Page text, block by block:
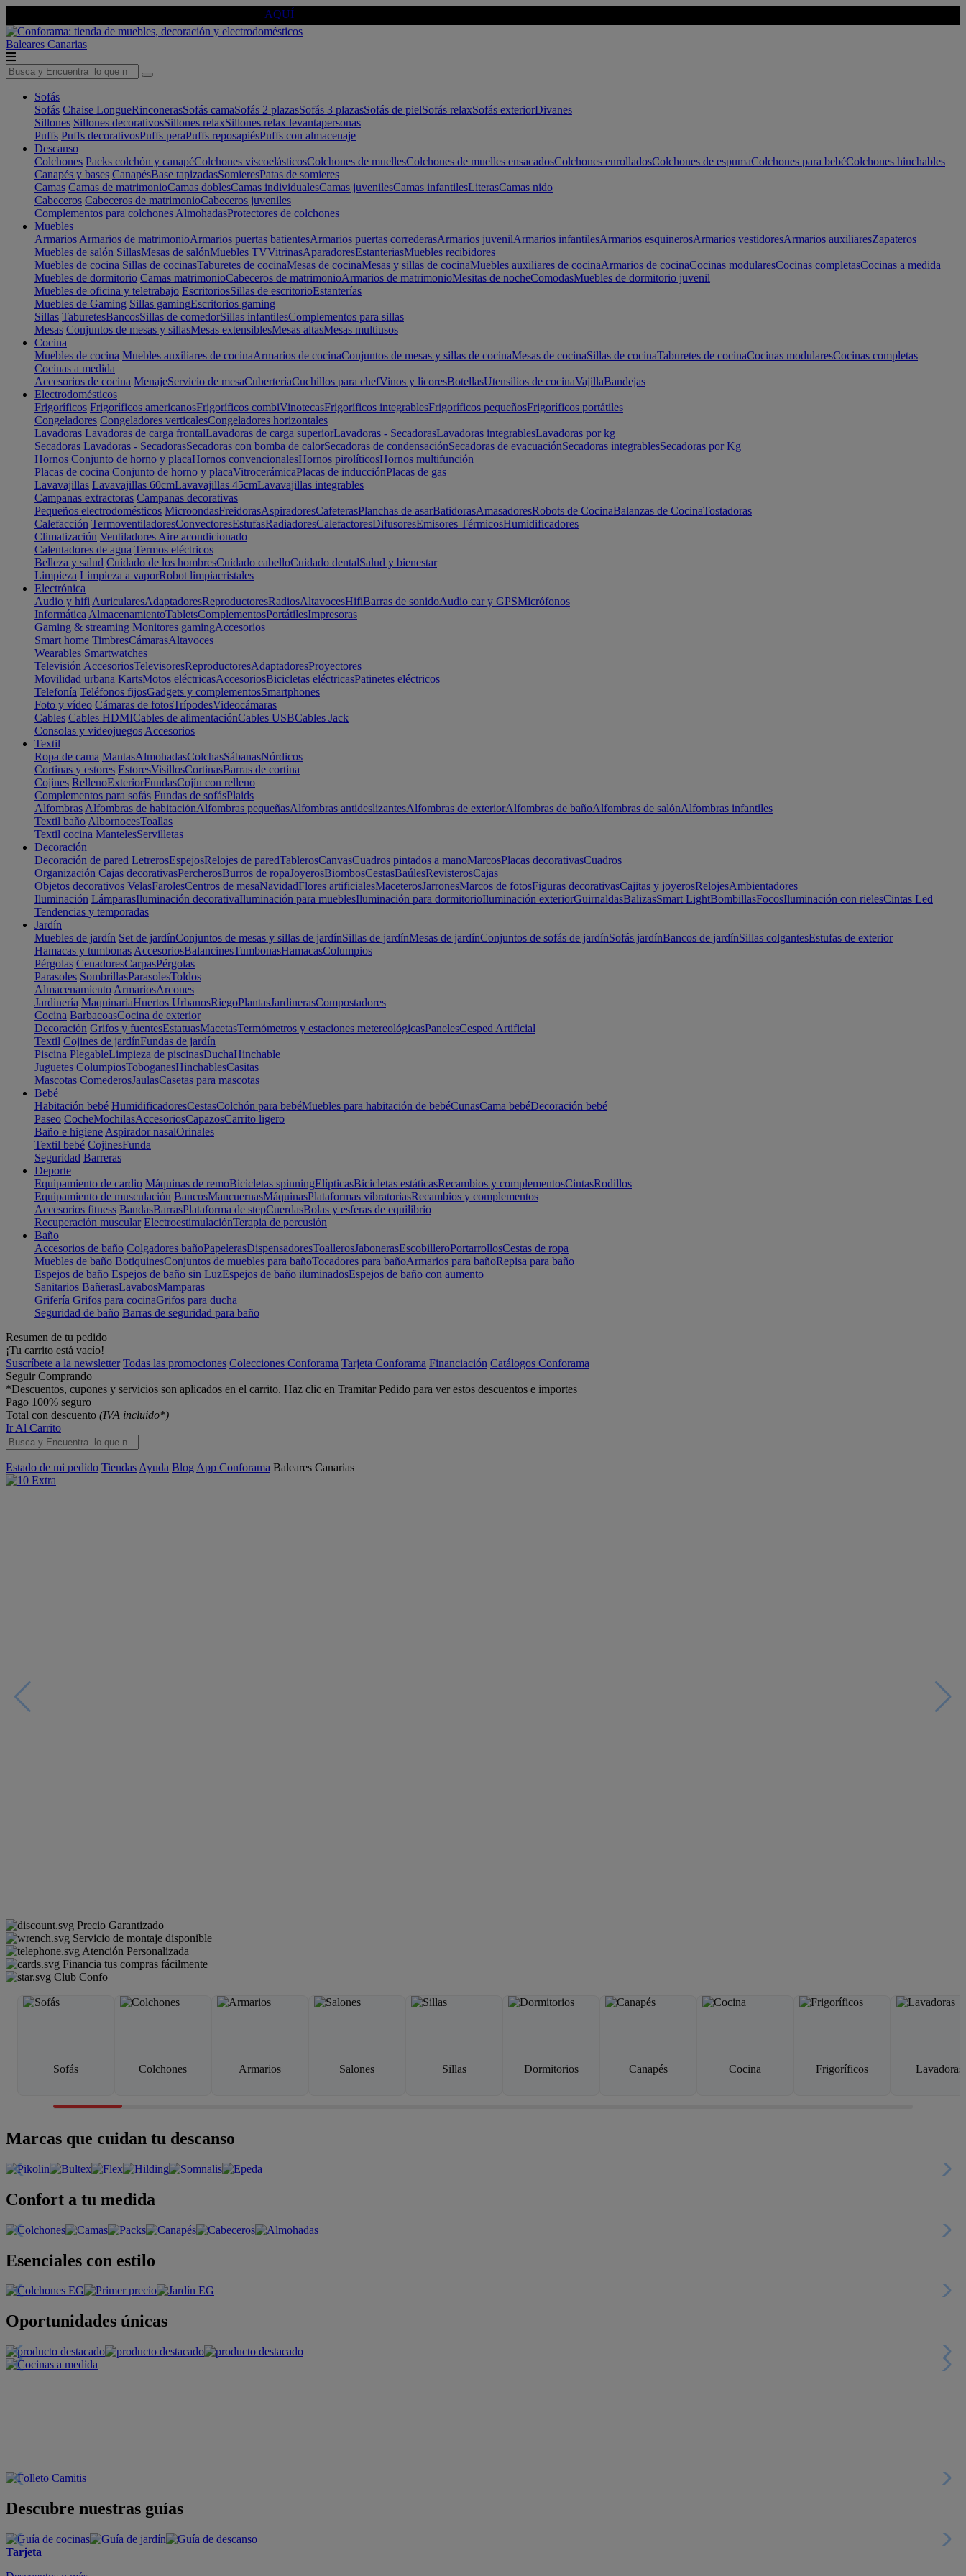
AQUÍ
Baleares Canarias
Sofás
Sofás Chaise LongueRinconerasSofás camaSofás 2 plazasSofás 3 plazasSofás de pielSofás relaxSofás exteriorDivanes
Sillones Sillones decorativosSillones relaxSillones relax levantapersonas
Puffs Puffs decorativosPuffs peraPuffs reposapiésPuffs con almacenaje
Descanso
Colchones Packs colchón y canapéColchones viscoelásticosColchones de muellesColchones de muelles ensacadosColchones enrolladosColchones de espumaColchones para bebéColchones hinchables
Canapés y bases CanapésBase tapizadasSomieresPatas de somieres
Camas Camas de matrimonioCamas doblesCamas individualesCamas juvenilesCamas infantilesLiterasCamas nido
Cabeceros Cabeceros de matrimonioCabeceros juveniles
Complementos para colchones AlmohadasProtectores de colchones
Muebles
Armarios Armarios de matrimonioArmarios puertas batientesArmarios puertas correderasArmarios juvenilArmarios infantilesArmarios esquinerosArmarios vestidoresArmarios auxiliaresZapateros
Muebles de salón SillasMesas de salónMuebles TVVitrinasAparadoresEstanteriasMuebles recibidores
Muebles de cocina Sillas de cocinasTaburetes de cocinaMesas de cocinaMesas y sillas de cocinaMuebles auxiliares de cocinaArmarios de cocinaCocinas modularesCocinas completasCocinas a medida
Muebles de dormitorio Camas matrimonioCabeceros de matrimonioArmarios de matrimonioMesitas de nocheComodasMuebles de dormitorio juvenil
Muebles de oficina y teletrabajo EscritoriosSillas de escritorioEstanterías
Muebles de Gaming Sillas gamingEscritorios gaming
Sillas TaburetesBancosSillas de comedorSillas infantilesComplementos para sillas
Mesas Conjuntos de mesas y sillasMesas extensiblesMesas altasMesas multiusos
Cocina
Muebles de cocina Muebles auxiliares de cocinaArmarios de cocinaConjuntos de mesas y sillas de cocinaMesas de cocinaSillas de cocinaTaburetes de cocinaCocinas modularesCocinas completas
Cocinas a medida
Accesorios de cocina MenajeServicio de mesaCuberteríaCuchillos para chefVinos y licoresBotellasUtensilios de cocinaVajillaBandejas
Electrodomésticos
Frigoríficos Frigoríficos americanosFrigoríficos combiVinotecasFrigoríficos integrablesFrigoríficos pequeñosFrigoríficos portátiles
Congeladores Congeladores verticalesCongeladores horizontales
Lavadoras Lavadoras de carga frontalLavadoras de carga superiorLavadoras - SecadorasLavadoras integrablesLavadoras por kg
Secadoras Lavadoras - SecadorasSecadoras con bomba de calorSecadoras de condensaciónSecadoras de evacuaciónSecadoras integrablesSecadoras por Kg
Hornos Conjunto de horno y placaHornos convencionalesHornos pirolíticosHornos multifunción
Placas de cocina Conjunto de horno y placaVitrocerámicaPlacas de inducciónPlacas de gas
Lavavajillas Lavavajillas 60cmLavavajillas 45cmLavavajillas integrables
Campanas extractoras Campanas decorativas
Pequeños electrodomésticos MicroondasFreidorasAspiradoresCafeterasPlanchas de asarBatidorasAmasadoresRobots de CocinaBalanzas de CocinaTostadoras
Calefacción TermoventiladoresConvectoresEstufasRadiadoresCalefactoresDifusoresEmisores TérmicosHumidificadores
Climatización Ventiladores Aire acondicionado
Calentadores de agua Termos eléctricos
Belleza y salud Cuidado de los hombresCuidado cabelloCuidado dentalSalud y bienestar
Limpieza Limpieza a vaporRobot limpiacristales
Electrónica
Audio y hifi AuricularesAdaptadoresReproductoresRadiosAltavocesHifiBarras de sonidoAudio car y GPSMicrófonos
Informática AlmacenamientoTabletsComplementosPortátilesImpresoras
Gaming & streaming Monitores gamingAccesorios
Smart home TimbresCámarasAltavoces
Wearables Smartwatches
Televisión AccesoriosTelevisoresReproductoresAdaptadoresProyectores
Movilidad urbana KartsMotos eléctricasAccesoriosBicicletas eléctricasPatinetes eléctricos
Telefonía Teléfonos fijosGadgets y complementosSmartphones
Foto y vídeo Cámaras de fotosTrípodesVideocámaras
Cables Cables HDMICables de alimentaciónCables USBCables Jack
Consolas y videojuegos Accesorios
Textil
Ropa de cama MantasAlmohadasColchasSábanasNórdicos
Cortinas y estores EstoresVisillosCortinasBarras de cortina
Cojines RellenoExteriorFundasCojín con relleno
Complementos para sofás Fundas de sofásPlaids
Alfombras Alfombras de habitaciónAlfombras pequeñasAlfombras antideslizantesAlfombras de exteriorAlfombras de bañoAlfombras de salónAlfombras infantiles
Textil baño AlbornocesToallas
Textil cocina MantelesServilletas
Decoración
Decoración de pared LetrerosEspejosRelojes de paredTablerosCanvasCuadros pintados a manoMarcosPlacas decorativasCuadros
Organización Cajas decorativasPercherosBurros de ropaJoyerosBiombosCestasBaúlesRevisterosCajas
Objetos decorativos VelasFarolesCentros de mesaNavidadFlores artificialesMaceterosJarronesMarcos de fotosFiguras decorativasCajitas y joyerosRelojesAmbientadores
Iluminación LámparasIluminación decorativaIluminación para mueblesIluminación para dormitorioIluminación exteriorGuirnaldasBalizasSmart LightBombillasFocosIluminación con rielesCintas Led
Tendencias y temporadas
Jardín
Muebles de jardín Set de jardínConjuntos de mesas y sillas de jardínSillas de jardínMesas de jardínConjuntos de sofás de jardínSofás jardínBancos de jardínSillas colgantesEstufas de exterior
Hamacas y tumbonas AccesoriosBalancinesTumbonasHamacasColumpios
Pérgolas CenadoresCarpasPérgolas
Parasoles SombrillasParasolesToldos
Almacenamiento ArmariosArcones
Jardinería MaquinariaHuertos UrbanosRiegoPlantasJardinerasCompostadores
Cocina BarbacoasCocina de exterior
Decoración Grifos y fuentesEstatuasMacetasTermómetros y estaciones metereológicasPanelesCesped Artificial
Textil Cojines de jardínFundas de jardín
Piscina PlegableLimpieza de piscinasDuchaHinchable
Juguetes ColumpiosToboganesHinchablesCasitas
Mascotas ComederosJaulasCasetas para mascotas
Bebé
Habitación bebé HumidificadoresCestasColchón para bebéMuebles para habitación de bebéCunasCama bebéDecoración bebé
Paseo CocheMochilasAccesoriosCapazosCarrito ligero
Baño e higiene Aspirador nasalOrinales
Textil bebé CojinesFunda
Seguridad Barreras
Deporte
Equipamiento de cardio Máquinas de remoBicicletas spinningElípticasBicicletas estáticasRecambios y complementosCintasRodillos
Equipamiento de musculación BancosMancuernasMáquinasPlataformas vibratoriasRecambios y complementos
Accesorios fitness BandasBarrasPlataforma de stepCuerdasBolas y esferas de equilibrio
Recuperación muscular ElectroestimulaciónTerapia de percusión
Baño
Accesorios de baño Colgadores bañoPapelerasDispensadoresToallerosJabonerasEscobilleroPortarrollosCestas de ropa
Muebles de baño BotiquinesConjuntos de muebles para bañoTocadores para bañoArmarios para bañoRepisa para baño
Espejos de baño Espejos de baño sin LuzEspejos de baño iluminadosEspejos de baño con aumento
Sanitarios BañerasLavabosMamparas
Grifería Grifos para cocinaGrifos para ducha
Seguridad de baño Barras de seguridad para baño
Resumen de tu pedido
¡Tu carrito está vacío!
Suscríbete a la newsletter Todas las promociones Colecciones Conforama Tarjeta Conforama Financiación Catálogos Conforama
Seguir Comprando
*Descuentos, cupones y servicios son aplicados en el carrito. Haz clic en Tramitar Pedido para ver estos descuentos e importes
Pago 100% seguro
Total con descuento (IVA incluido*)
Ir Al Carrito
Estado de mi pedido Tiendas Ayuda Blog App Conforama Baleares Canarias
Precio Garantizado
Servicio de montaje disponible
Atención Personalizada
Financia tus compras fácilmente
Club Confo
Sofás Colchones Armarios Salones Sillas Dormitorios Canapés Cocina Frigoríficos Lavadoras
Marcas que cuidan tu descanso
Confort a tu medida
Esenciales con estilo
Oportunidades únicas
Descubre nuestras guías
Tarjeta